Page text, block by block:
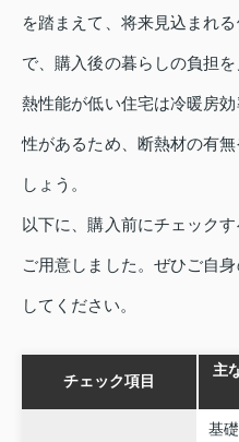
を踏まえて、将来見込まれ
で、購入後の暮らしの負担
熱性能が低い住宅は冷暖房
性があるため、断熱材の有
しょう。
以下に、購入前にチェック
ご用意しました。ぜひご自
してください。
チェック項目
主
基